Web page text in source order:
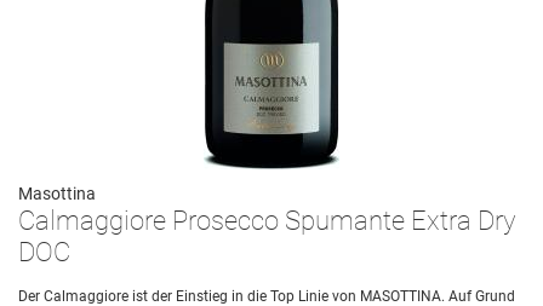
Masottina
Calmaggiore Prosecco Spumante Extra Dry
DOC
Der Calmaggiore ist der Einstieg in die Top Linie von MASOTTINA. Auf Grund